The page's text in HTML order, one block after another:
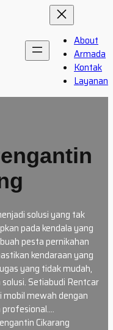
About
Armada
Kontak
Layanan
solusi yang tak
pada kendala yang
pesta pernikahan
kendaraan yang
yang tidak mudah,
Setiabudi Rentcar
mewah dengan
Cikarang